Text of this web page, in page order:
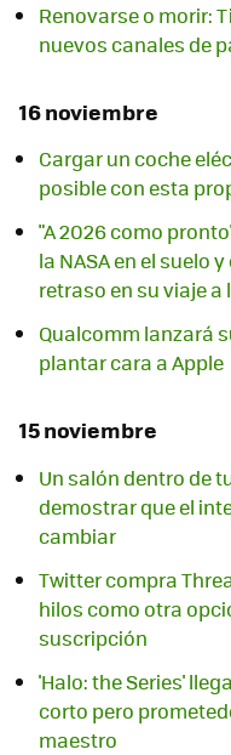
Renovarse o morir:
nuevos canales de
16 noviembre
Cargar un coche
posible con esta
"A 2026 como
la NASA en el suelo
retraso en su viaje a
Qualcomm lanzará
plantar cara a Apple
15 noviembre
Un salón dentro de
demostrar que el
cambiar
Twitter compra
hilos como otra
suscripción
'Halo: the Series'
corto pero
maestro